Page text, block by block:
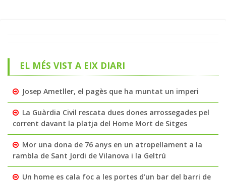
EL MÉS VIST A EIX DIARI
Josep Ametller, el pagès que ha muntat un imperi
La Guàrdia Civil rescata dues dones arrossegades pel
corrent davant la platja del Home Mort de Sitges
Mor una dona de 76 anys en un atropellament a la
rambla de Sant Jordi de Vilanova i la Geltrú
Un home es cala foc a les portes d’un bar del barri de